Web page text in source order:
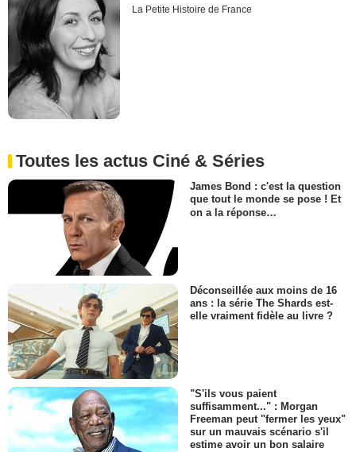
La Petite Histoire de France
Toutes les actus Ciné & Séries
James Bond : c'est la question
que tout le monde se pose ! Et
on a la réponse…
Déconseillée aux moins de 16
ans : la série The Shards est-
elle vraiment fidèle au livre ?
"S'ils vous paient
suffisamment..." : Morgan
Freeman peut "fermer les yeux"
sur un mauvais scénario s'il
estime avoir un bon salaire